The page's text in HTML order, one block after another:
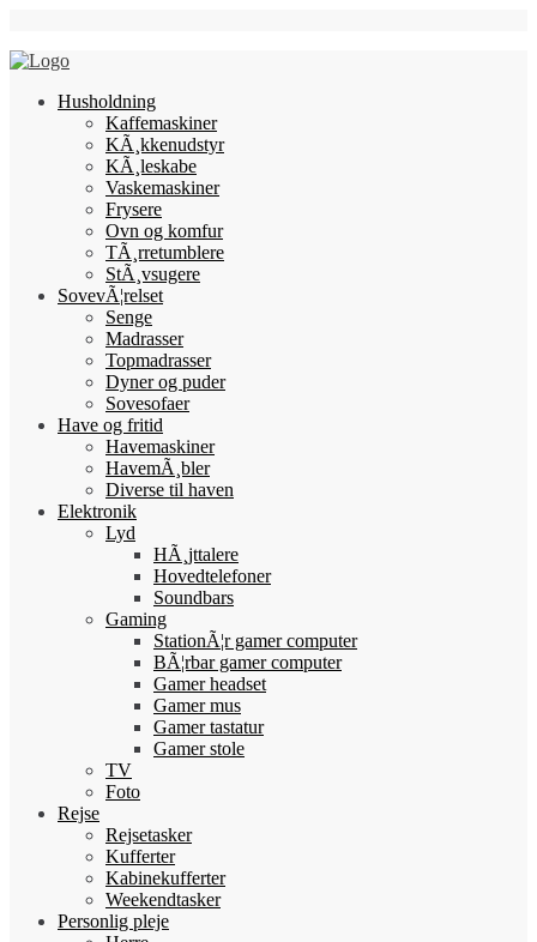
content
Husholdning
Kaffemaskiner
KÃ¸kkenudstyr
KÃ¸leskabe
Vaskemaskiner
Frysere
Ovn og komfur
TÃ¸rretumblere
StÃ¸vsugere
SovevÃ¦relset
Senge
Madrasser
Topmadrasser
Dyner og puder
Sovesofaer
Have og fritid
Havemaskiner
HavemÃ¸bler
Diverse til haven
Elektronik
Lyd
HÃ¸jttalere
Hovedtelefoner
Soundbars
Gaming
StationÃ¦r gamer computer
BÃ¦rbar gamer computer
Gamer headset
Gamer mus
Gamer tastatur
Gamer stole
TV
Foto
Rejse
Rejsetasker
Kufferter
Kabinekufferter
Weekendtasker
Personlig pleje